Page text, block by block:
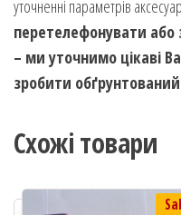
уточненні параметрів
перетелефонувати
– ми уточнимо цікаві
зробити
Схожі товари